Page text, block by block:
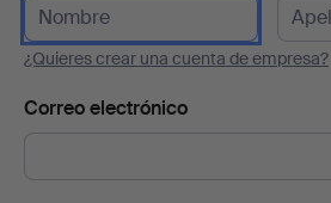
¿Quieres crear una cuenta de empresa?
Correo electrónico